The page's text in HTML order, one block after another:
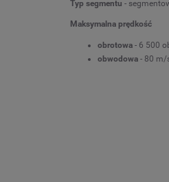
Typ segmentu -
Maksymalna prędkość
obrotowa - 6 500
obwodowa - 80 m/